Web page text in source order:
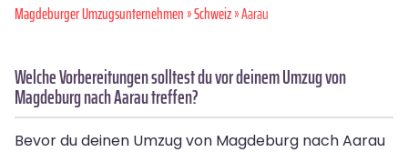
Magdeburger Umzugsunternehmen»Schweiz» Aarau
Welche Vorbereitungen solltest du vor deinem Umzug von
Magdeburg nach Aarau treffen?
Bevor du deinen Umzug von Magdeburg nach Aarau